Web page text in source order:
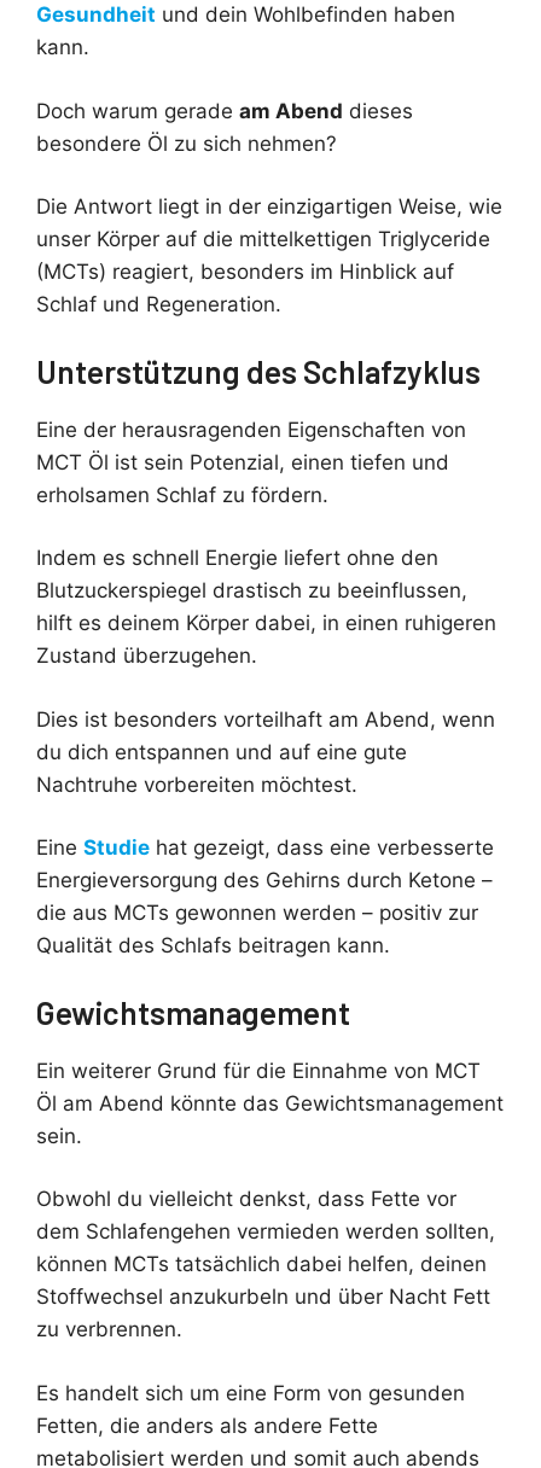
Gesundheit und dein Wohlbefinden haben
kann.
Doch warum gerade am Abend dieses
besondere Öl zu sich nehmen?
Die Antwort liegt in der einzigartigen Weise, wie
unser Körper auf die mittelkettigen Triglyceride
(MCTs) reagiert, besonders im Hinblick auf
Schlaf und Regeneration.
Unterstützung des Schlafzyklus
Eine der herausragenden Eigenschaften von
MCT Öl ist sein Potenzial, einen tiefen und
erholsamen Schlaf zu fördern.
Indem es schnell Energie liefert ohne den
Blutzuckerspiegel drastisch zu beeinflussen,
hilft es deinem Körper dabei, in einen ruhigeren
Zustand überzugehen.
Dies ist besonders vorteilhaft am Abend, wenn
du dich entspannen und auf eine gute
Nachtruhe vorbereiten möchtest.
Eine Studie hat gezeigt, dass eine verbesserte
Energieversorgung des Gehirns durch Ketone –
die aus MCTs gewonnen werden – positiv zur
Qualität des Schlafs beitragen kann.
Gewichtsmanagement
Ein weiterer Grund für die Einnahme von MCT
Öl am Abend könnte das Gewichtsmanagement
sein.
Obwohl du vielleicht denkst, dass Fette vor
dem Schlafengehen vermieden werden sollten,
können MCTs tatsächlich dabei helfen, deinen
Stoffwechsel anzukurbeln und über Nacht Fett
zu verbrennen.
Es handelt sich um eine Form von gesunden
Fetten, die anders als andere Fette
metabolisiert werden und somit auch abends